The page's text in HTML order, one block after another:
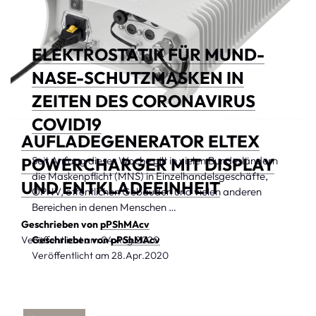
AUFLADEGENERATOR ELTEX
POWERCHARGER MIT DISPLAY
UND ENTKLADEEINHEIT
Geschrieben vonpPShMAcv
Veröffentlicht am04.Aug.2020
ELEKTROSTATIK FÜR MUND-
NASE-SCHUTZMASKEN IN
ZEITEN DES CORONAVIRUS
COVID19
Seit Anfang dieser Woche gilt in vielen Bundesländern
die Maskenpflicht (MNS) in Einzelhandelsgeschäfte,
ÖPNV, öffentlichen Gebäuden und vielen anderen
Bereichen in denen Menschen …
Geschrieben vonpPShMAcv
Veröffentlicht am 28.Apr.2020